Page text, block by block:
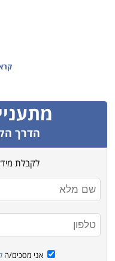
הדרך
לקבלת
אני מסכים/ה